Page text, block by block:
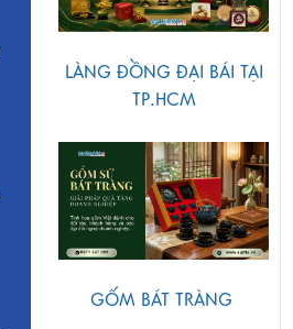
LÀNG ĐỒNG ĐẠI BÁI TẠI
TP.HCM
GỐM BÁT TRÀNG